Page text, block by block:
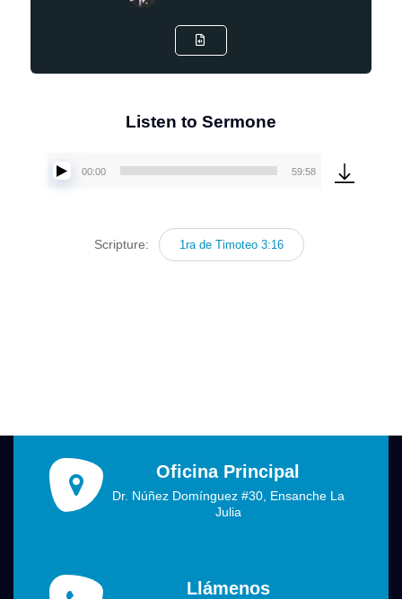
Listen to Sermone
Reproductor
audio
00:00 59:58
Scripture: 1ra de Timoteo 3:16
Oficina Principal
Dr. Núñez Domínguez #30, Ensanche La
Julia
Llámenos